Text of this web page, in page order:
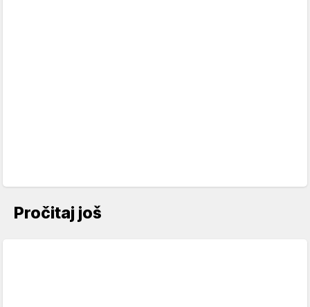
Pročitaj još